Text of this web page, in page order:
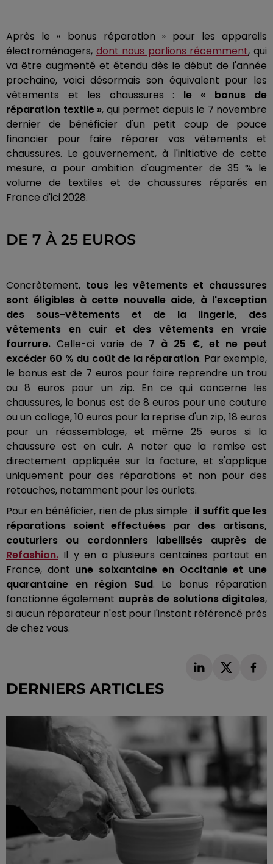
Après le « bonus réparation » pour les appareils
électroménagers, dont nous parlions récemment, qui
va être augmenté et étendu dès le début de l'année
prochaine, voici désormais son équivalent pour les
vêtements et les chaussures : le « bonus de
réparation textile », qui permet depuis le 7 novembre
dernier de bénéficier d'un petit coup de pouce
financier pour faire réparer vos vêtements et
chaussures. Le gouvernement, à l'initiative de cette
mesure, a pour ambition d'augmenter de 35 % le
volume de textiles et de chaussures réparés en
France d'ici 2028.
DE 7 À 25 EUROS
Concrètement, tous les vêtements et chaussures
sont éligibles à cette nouvelle aide, à l'exception
des sous-vêtements et de la lingerie, des
vêtements en cuir et des vêtements en vraie
fourrure. Celle-ci varie de 7 à 25 €, et ne peut
excéder 60 % du coût de la réparation. Par exemple,
le bonus est de 7 euros pour faire reprendre un trou
ou 8 euros pour un zip. En ce qui concerne les
chaussures, le bonus est de 8 euros pour une couture
ou un collage, 10 euros pour la reprise d'un zip, 18 euros
pour un réassemblage, et même 25 euros si la
chaussure est en cuir. A noter que la remise est
directement appliquée sur la facture, et s'applique
uniquement pour des réparations et non pour des
retouches, notamment pour les ourlets.
Pour en bénéficier, rien de plus simple : il suffit que les
réparations soient effectuées par des artisans,
couturiers ou cordonniers labellisés auprès de
Refashion. Il y en a plusieurs centaines partout en
France, dont une soixantaine en Occitanie et une
quarantaine en région Sud. Le bonus réparation
fonctionne également auprès de solutions digitales,
si aucun réparateur n'est pour l'instant référencé près
de chez vous.
DERNIERS ARTICLES